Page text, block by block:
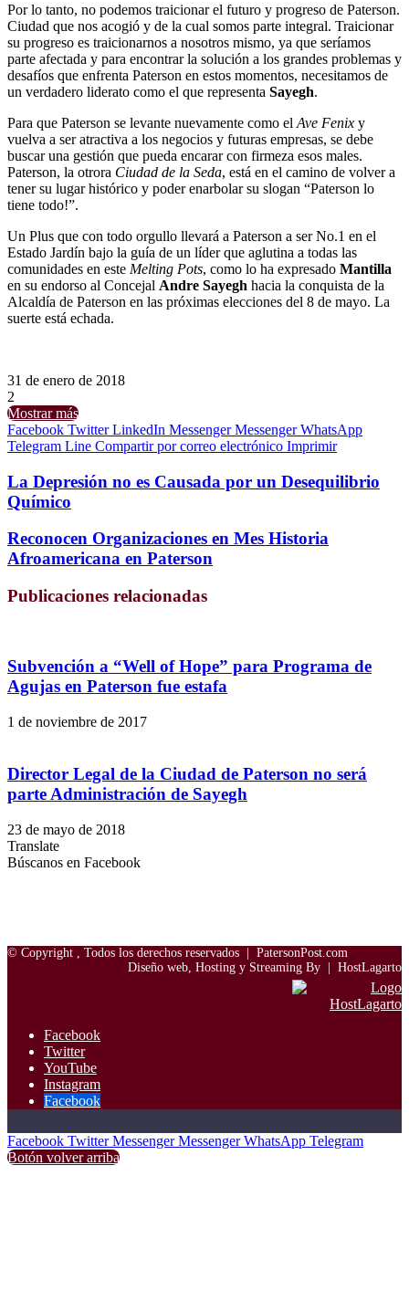
Por lo tanto, no podemos traicionar el futuro y progreso de Paterson.
Ciudad que nos acogió y de la cual somos parte integral. Traicionar
su progreso es traicionarnos a nosotros mismo, ya que seríamos
parte afectada y para encontrar la solución a los grandes problemas y
desafíos que enfrenta Paterson en estos momentos, necesitamos de
un verdadero liderato como el que representa Sayegh.
Para que Paterson se levante nuevamente como el Ave Fenix y
vuelva a ser atractiva a los negocios y futuras empresas, se debe
buscar una gestión que pueda encarar con firmeza esos males.
Paterson, la otrora Ciudad de la Seda, está en el camino de volver a
tener su lugar histórico y poder enarbolar su slogan “Paterson lo
tiene todo!”.
Un Plus que con todo orgullo llevará a Paterson a ser No.1 en el
Estado Jardín bajo la guía de un líder que aglutina a todas las
comunidades en este Melting Pots, como lo ha expresado Mantilla
en su endorso al Concejal Andre Sayegh hacia la conquista de la
Alcaldía de Paterson en las próximas elecciones del 8 de mayo. La
suerte está echada.
31 de enero de 2018
2
Mostrar más
Facebook Twitter LinkedIn Messenger Messenger WhatsApp
Telegram Line Compartir por correo electrónico Imprimir
La Depresión no es Causada por un Desequilibrio
Químico
Reconocen Organizaciones en Mes Historia
Afroamericana en Paterson
Publicaciones relacionadas
Subvención a “Well of Hope” para Programa de
Agujas en Paterson fue estafa
1 de noviembre de 2017
Director Legal de la Ciudad de Paterson no será
parte Administración de Sayegh
23 de mayo de 2018
Translate
Búscanos en Facebook
© Copyright , Todos los derechos reservados | PatersonPost.com
Diseño web, Hosting y Streaming By | HostLagarto
Facebook
Twitter
YouTube
Instagram
Facebook
Facebook Twitter Messenger Messenger WhatsApp Telegram
Botón volver arriba